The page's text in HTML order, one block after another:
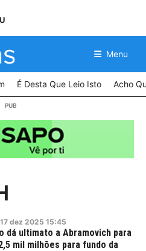
Menu
É Desta Que Leio Isto Acho
17 dez 2025 15:45
dá ultimato a Abramovich para
mil milhões para fundo da